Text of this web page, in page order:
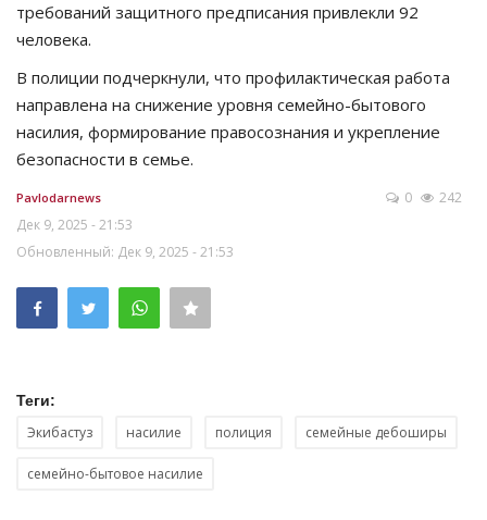
требований защитного предписания привлекли 92
человека.
В полиции подчеркнули, что профилактическая работа
направлена на снижение уровня семейно-бытового
насилия, формирование правосознания и укрепление
безопасности в семье.
Pavlodarnews
Дек 9, 2025 - 21:53
Обновленный: Дек 9, 2025 - 21:53
0 242
Теги:
Экибастуз насилие полиция семейные дебоширы
семейно-бытовое насилие